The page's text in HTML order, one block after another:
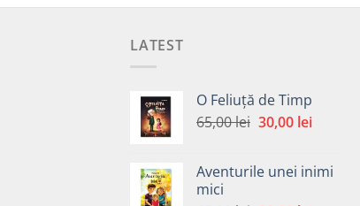
LATEST
O Feliuță de Timp
65,00lei Prețul
fost:
30,00 leiPrețul
30,00 lei.
Aventurile unei inimi
mici